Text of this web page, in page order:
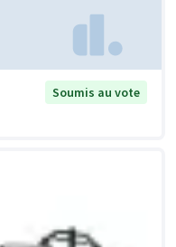
Soumis au vote